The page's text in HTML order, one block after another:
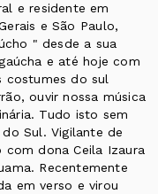
e residente em
e São Paulo,
" desde a sua
e até hoje com
costumes do sul
ouvir nossa música
Tudo isto sem
Sul. Vigilante de
dona Ceila Izaura
Recentemente
em verso e virou